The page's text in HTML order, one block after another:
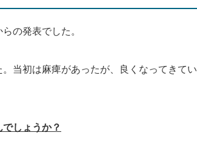
の発表でした。
。当初は麻痺があったが、良くなってきてい
しょうか？